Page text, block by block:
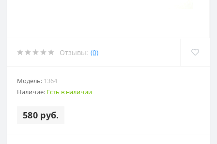
Отзывы: (0)
Модель: 1364
Наличие: Есть в наличии
580 руб.